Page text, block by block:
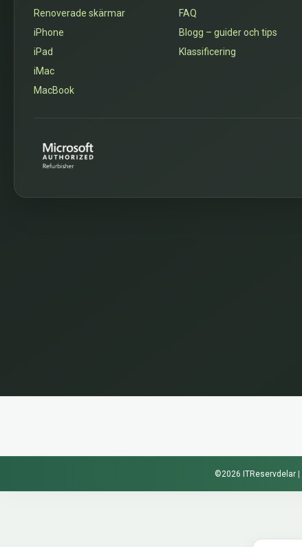
Renoverade skärmar
iPhone
iPad
iMac
MacBook
FAQ
Blogg – guider och tips
Klassificering
©2026 ITReservdelar